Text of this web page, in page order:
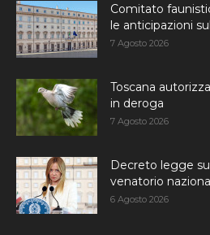
Comitato
le anticipazioni
7 Agosto 2026
Toscana
in deroga
7 Agosto 2026
Decreto legge
venatorio
6 Agosto 2026